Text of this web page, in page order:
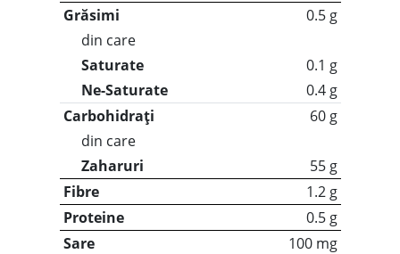
Grăsimi
0.5 g
din care
Saturate
0.1 g
Ne-Saturate
0.4 g
Carbohidrați
60 g
din care
Zaharuri
55 g
Fibre
1.2 g
Proteine
0.5 g
Sare
100 mg